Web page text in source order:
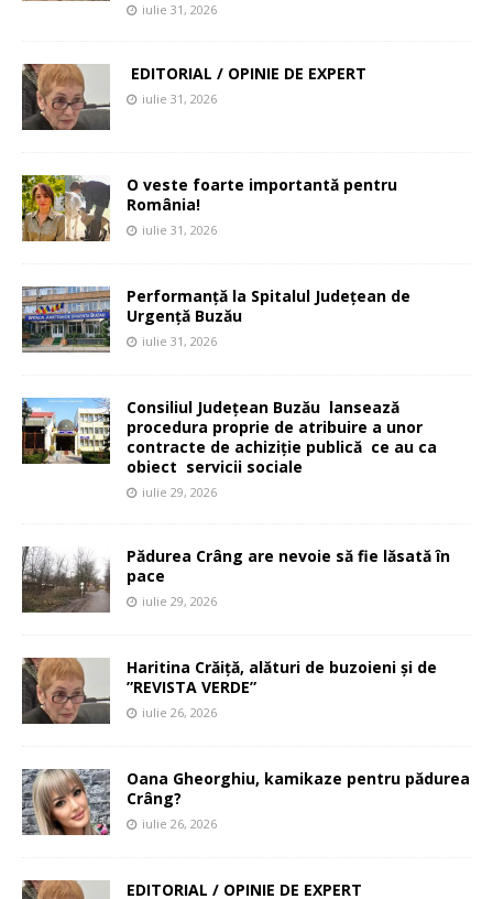
iulie 31, 2026
EDITORIAL / OPINIE DE EXPERT
iulie 31, 2026
O veste foarte importantă pentru
România!
iulie 31, 2026
Performanță la Spitalul Județean de
Urgență Buzău
iulie 31, 2026
Consiliul Județean Buzău lansează
procedura proprie de atribuire a unor
contracte de achiziție publică ce au ca
obiect servicii sociale
iulie 29, 2026
Pădurea Crâng are nevoie să fie lăsată în
pace
iulie 29, 2026
Haritina Crăiță, alături de buzoieni și de
”REVISTA VERDE”
iulie 26, 2026
Oana Gheorghiu, kamikaze pentru pădurea
Crâng?
iulie 26, 2026
EDITORIAL / OPINIE DE EXPERT